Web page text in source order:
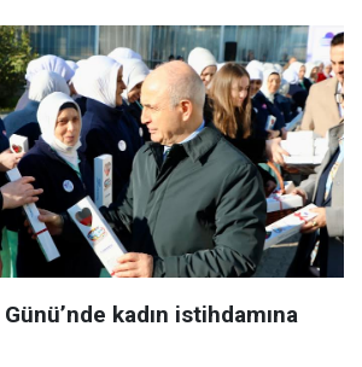
kadın istihdamına